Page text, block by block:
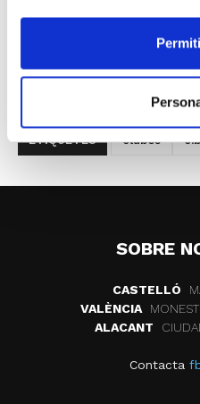
diciembre.
ETIQUETES clubes
SOBRE
CASTELLÓ
VALÈNCIA
ALACANT
Contacta